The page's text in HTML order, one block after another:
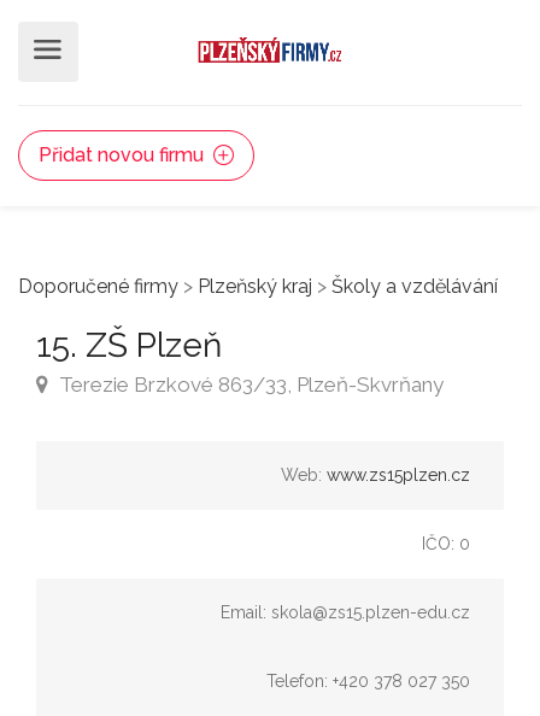
Přidat novou firmu
Doporučené firmy > Plzeňský kraj > Školy a vzdělávání
15. ZŠ Plzeň
Terezie Brzkové 863/33, Plzeň-Skvrňany
Web: www.zs15plzen.cz
IČO: 0
Email: skola@zs15.plzen-edu.cz
Telefon: +420 378 027 350